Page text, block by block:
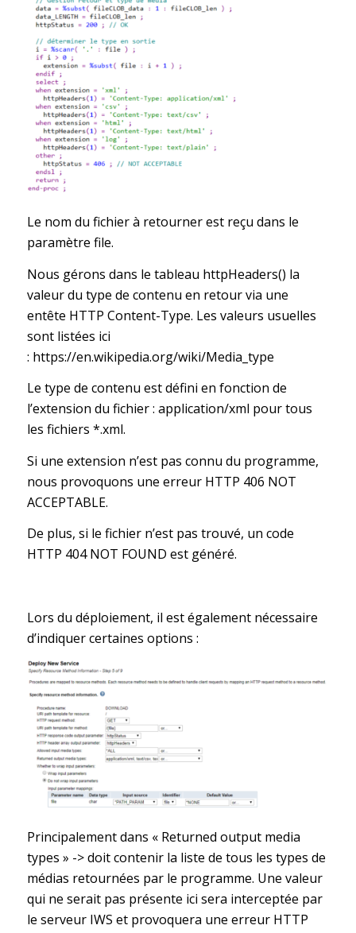
Le nom du fichier à retourner est reçu dans le
paramètre file.
Nous gérons dans le tableau httpHeaders() la
valeur du type de contenu en retour via une
entête HTTP Content-Type. Les valeurs usuelles
sont listées ici
: https://en.wikipedia.org/wiki/Media_type
Le type de contenu est défini en fonction de
l’extension du fichier : application/xml pour tous
les fichiers *.xml.
Si une extension n’est pas connu du programme,
nous provoquons une erreur HTTP 406 NOT
ACCEPTABLE.
De plus, si le fichier n’est pas trouvé, un code
HTTP 404 NOT FOUND est généré.
Lors du déploiement, il est également nécessaire
d’indiquer certaines options :
Principalement dans « Returned output media
types » -> doit contenir la liste de tous les types de
médias retournées par le programme. Une valeur
qui ne serait pas présente ici sera interceptée par
le serveur IWS et provoquera une erreur HTTP